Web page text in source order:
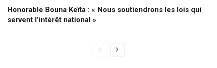
Honorable Bouna Keïta : « Nous soutiendrons les lois qui
servent l’intérêt national »